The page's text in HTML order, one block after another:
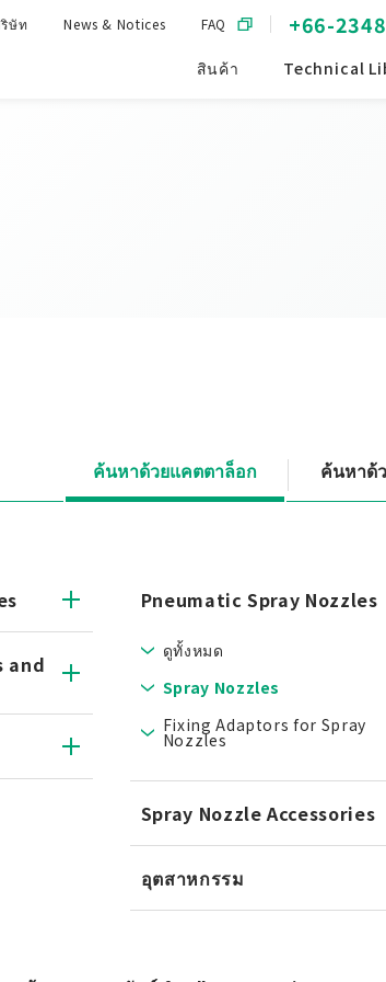
สินค้า Technical
ษัท News & Notices FAQ +66-
ค้นหาด้วยแคตตาล็อก ค้นหาด้
and
Pneumatic Spray Nozzles
ดูทั้งหมด
Spray Nozzles
Fixing Adaptors for Spray
Nozzles
Spray Nozzle Accessories
อุตสาหกรรม